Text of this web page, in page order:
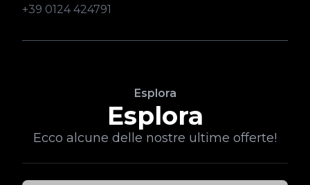
+39 0124 424791
Esplora
Esplora
Ecco alcune delle nostre ultime offerte!